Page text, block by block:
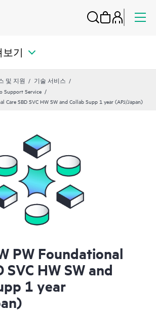
기
및 지원
기술 서비스
Support Service
Care SBD SVC HW SW and Collab Supp 1 year (APJ/Japan)
PW Foundational
SVC HW SW and
1 year